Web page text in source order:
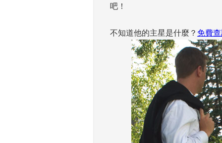
吧！
不知道他的主星是什麼？ 免費